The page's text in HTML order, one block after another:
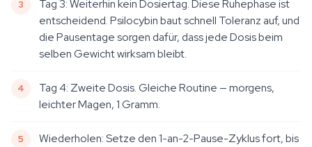
Tag 3: Weiterhin kein Dosiertag. Diese Ruhephase ist
entscheidend. Psilocybin baut schnell Toleranz auf, und
die Pausentage sorgen dafür, dass jede Dosis beim
selben Gewicht wirksam bleibt.
Tag 4: Zweite Dosis. Gleiche Routine — morgens,
leichter Magen, 1 Gramm.
Wiederholen: Setze den 1-an-2-Pause-Zyklus fort, bis